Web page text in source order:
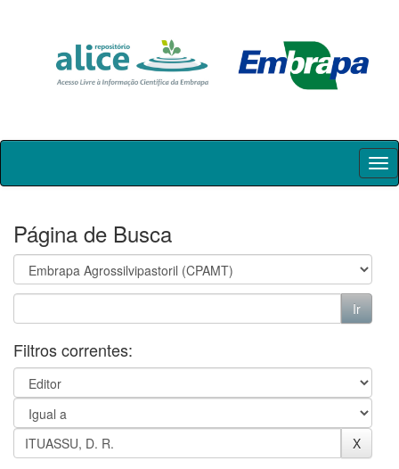
Skip
Página de Busca
Filtros correntes: